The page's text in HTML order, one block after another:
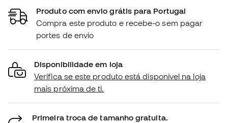
Produto com envio grátis para Portugal
Compra este produto e recebe-o sem pagar
portes de envio
Disponibilidade em loja
Verifica se este produto está disponível na loja
mais próxima de ti.
Primeira troca de tamanho gratuita.